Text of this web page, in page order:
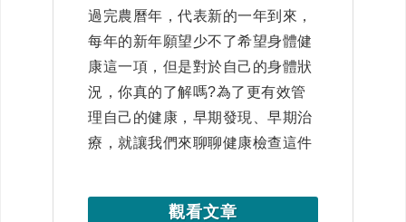
過完農曆年，代表新的一年到來，
每年的新年願望少不了希望身體健
康這一項，但是對於自己的身體狀
況，你真的了解嗎?為了更有效管
理自己的健康，早期發現、早期治
療，就讓我們來聊聊健康檢查這件
觀看文章